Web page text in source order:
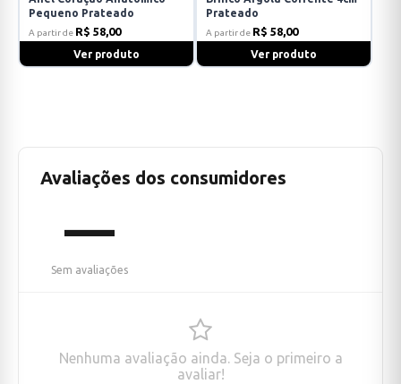
Pequeno Prateado
A partir de R$ 58,00
Ver produto
Prateado
A partir de R$ 58,00
Ver produto
Avaliações dos consumidores
—
Sem avaliações
Nenhuma avaliação ainda. Seja o primeiro a
avaliar!